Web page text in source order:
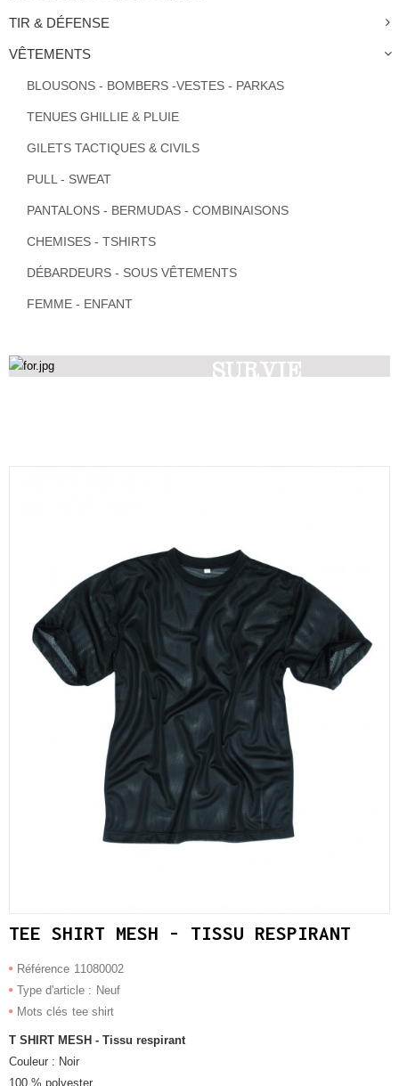
TIR & DÉFENSE
VÊTEMENTS
BLOUSONS - BOMBERS -VESTES - PARKAS
TENUES GHILLIE & PLUIE
GILETS TACTIQUES & CIVILS
PULL - SWEAT
PANTALONS - BERMUDAS - COMBINAISONS
CHEMISES - TSHIRTS
DÉBARDEURS - SOUS VÊTEMENTS
FEMME - ENFANT
SURVIE
TEE SHIRT MESH - TISSU RESPIRANT
Référence 11080002
Type d'article : Neuf
Mots clés tee shirt
T SHIRT MESH - Tissu respirant
Couleur : Noir
100 % polyester